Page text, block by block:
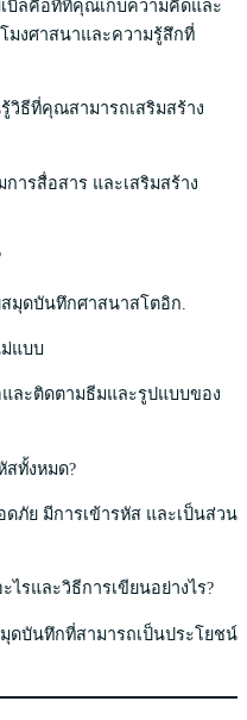
บิลคือที่ที่คุณเก็บความคิดและ
มงศาสนาและความรู้สึกที่
วิธีที่คุณสามารถเสริมสร้าง
ารสื่อสาร และเสริมสร้าง
มุดบันทึกศาสนาสโตอิก.
แบบ
ละติดตามธีมและรูปแบบของ
สทั้งหมด?
ภัย มีการเข้ารหัส และเป็นส่วน
รและวิธีการเขียนอย่างไร?
ดบันทึกที่สามารถเป็นประโยชน์